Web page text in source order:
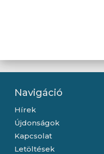
Navigáció
Hírek
Újdonságok
Kapcsolat
Letöltések